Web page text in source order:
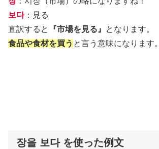
보다：見る
直訳すると
『市場を見る』
となります。
食品や食材を買う と言う意味になります。
장을 보다 を使った例文